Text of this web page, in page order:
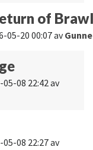
of
05-20 00:07av
05-08 22:42av
05-08 22:27av